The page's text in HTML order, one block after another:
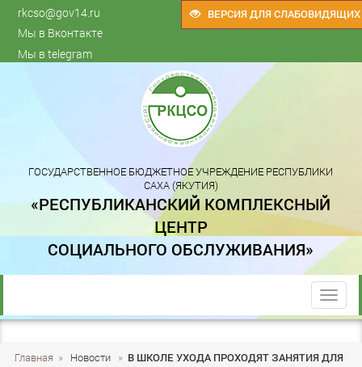
ВЕРСИЯ ДЛЯ СЛАБОВИДЯЩИХ
rkcso@gov14.ru
Мы в Вконтакте
Мы в telegram
ГОСУДАРСТВЕННОЕ БЮДЖЕТНОЕ УЧРЕЖДЕНИЕ РЕСПУБЛИКИ
САХА (ЯКУТИЯ)
«РЕСПУБЛИКАНСКИЙ КОМПЛЕКСНЫЙ
ЦЕНТР
СОЦИАЛЬНОГО ОБСЛУЖИВАНИЯ»
trk
Главная » Новости » В ШКОЛЕ УХОДА ПРОХОДЯТ ЗАНЯТИЯ ДЛЯ